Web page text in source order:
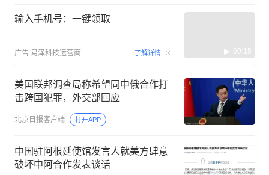
输入手机号：一键领取
广告 易泽科技运营商 了解详情 00:15
美国联邦调查局称希望同中俄合作打
击跨国犯罪，外交部回应
北京日报客户端 打开APP
中国驻阿根廷使馆发言人就美方肆意
破坏中阿合作发表谈话